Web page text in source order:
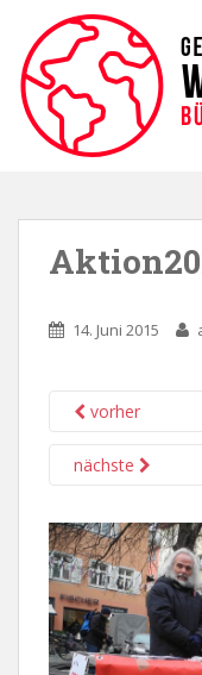
14. Juni 2015
vorher
nächste